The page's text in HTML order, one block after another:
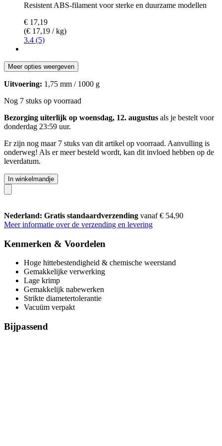
Resistent ABS-filament voor sterke en duurzame modellen
€ 17,19
(€ 17,19 / kg)
3.4 (5)
Meer opties weergeven
Uitvoering: 1,75 mm / 1000 g
Nog 7 stuks op voorraad
Bezorging uiterlijk op woensdag, 12. augustus als je bestelt voor
donderdag 23:59 uur.
Er zijn nog maar 7 stuks van dit artikel op voorraad. Aanvulling is
onderweg! Als er meer besteld wordt, kan dit invloed hebben op de
leverdatum.
In winkelmandje
Nederland: Gratis standaardverzending vanaf € 54,90
Meer informatie over de verzending en levering
Kenmerken & Voordelen
Hoge hittebestendigheid & chemische weerstand
Gemakkelijke verwerking
Lage krimp
Gemakkelijk nabewerken
Strikte diametertolerantie
Vacuüm verpakt
Bijpassend